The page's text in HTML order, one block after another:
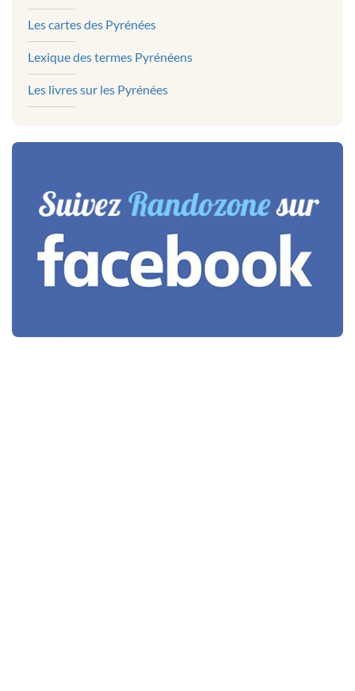
Les cartes des Pyrénées
Lexique des termes Pyrénéens
Les livres sur les Pyrénées